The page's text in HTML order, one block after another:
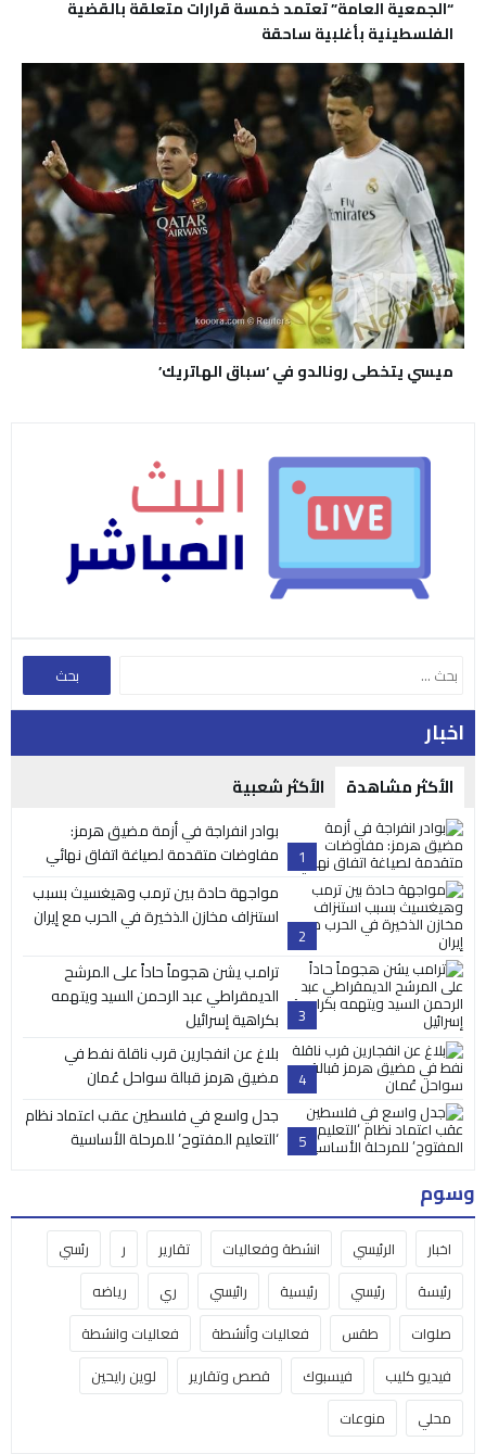
“الجمعية العامة” تعتمد خمسة قرارات متعلقة بالقضية
الفلسطينية بأغلبية ساحقة
ميسي يتخطى رونالدو في ‘سباق الهاتريك’
اخبار
الأكثر مشاهدة الأكثر شعبية
1
بوادر انفراجة في أزمة مضيق هرمز:
مفاوضات متقدمة لصياغة اتفاق نهائي
2
مواجهة حادة بين ترمب وهيغسيث بسبب
استنزاف مخازن الذخيرة في الحرب مع إيران
3
ترامب يشن هجوماً حاداً على المرشح
الديمقراطي عبد الرحمن السيد ويتهمه
بكراهية إسرائيل
4
بلاغ عن انفجارين قرب ناقلة نفط في
مضيق هرمز قبالة سواحل عُمان
5
جدل واسع في فلسطين عقب اعتماد نظام
‘التعليم المفتوح’ للمرحلة الأساسية
وسوم
اخبار الرئيسي انشطة وفعاليات تقارير ر
رئسي
رئيسة
رئيسي رئيسية رائيسي ري
رياضه
صلوات
طقس فعاليات وأنشطة
فعاليات وانشطة
فيديو كليب
فيسبوك قصص وتقارير
لوين رايحين
محلي
منوعات